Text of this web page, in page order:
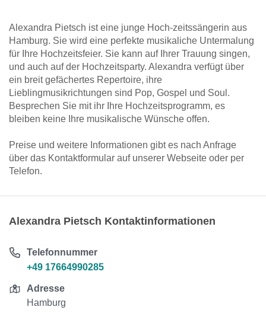
Alexandra Pietsch ist eine junge Hoch-zeitssängerin aus
Hamburg. Sie wird eine perfekte musikaliche Untermalung
für Ihre Hochzeitsfeier. Sie kann auf Ihrer Trauung singen,
und auch auf der Hochzeitsparty. Alexandra verfügt über
ein breit gefächertes Repertoire, ihre
Lieblingmusikrichtungen sind Pop, Gospel und Soul.
Besprechen Sie mit ihr Ihre Hochzeitsprogramm, es
bleiben keine Ihre musikalische Wünsche offen.
Preise und weitere Informationen gibt es nach Anfrage
über das Kontaktformular auf unserer Webseite oder per
Telefon.
Alexandra Pietsch Kontaktinformationen
Telefonnummer
+49 17664990285
Adresse
Hamburg